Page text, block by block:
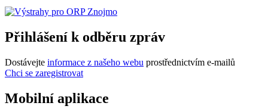
Přihlášení k odběru zpráv
Dostávejte informace z našeho webu prostřednictvím e-mailů
Chci se zaregistrovat
Mobilní aplikace